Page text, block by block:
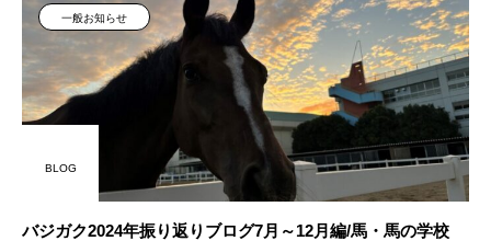
一般お知らせ
BLOG
バジガク2024年振り返りブログ7月～12月編/馬・馬の学校